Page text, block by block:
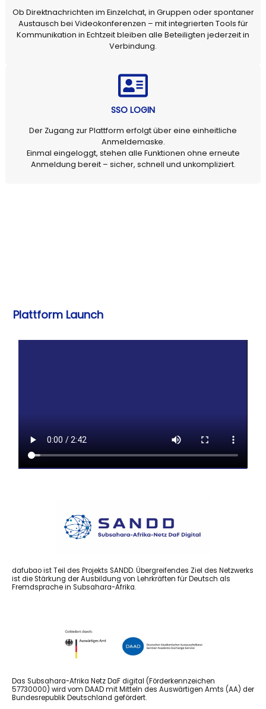
Ob Direktnachrichten im Einzelchat, in Gruppen oder spontaner
Austausch bei Videokonferenzen – mit integrierten Tools für
Kommunikation in Echtzeit bleiben alle Beteiligten jederzeit in
Verbindung.
SSO LOGIN
Der Zugang zur Plattform erfolgt über eine einheitliche
Anmeldemaske.
Einmal eingeloggt, stehen alle Funktionen ohne erneute
Anmeldung bereit – sicher, schnell und unkompliziert.
Plattform Launch
dafubao ist Teil des Projekts SANDD. Übergreifendes Ziel des Netzwerks
ist die Stärkung der Ausbildung von Lehrkräften für Deutsch als
Fremdsprache in Subsahara-Afrika.
Das Subsahara-Afrika Netz DaF digital (Förderkennzeichen
57730000) wird vom DAAD mit Mitteln des Auswärtigen Amts (AA) der
Bundesrepublik Deutschland gefördert.